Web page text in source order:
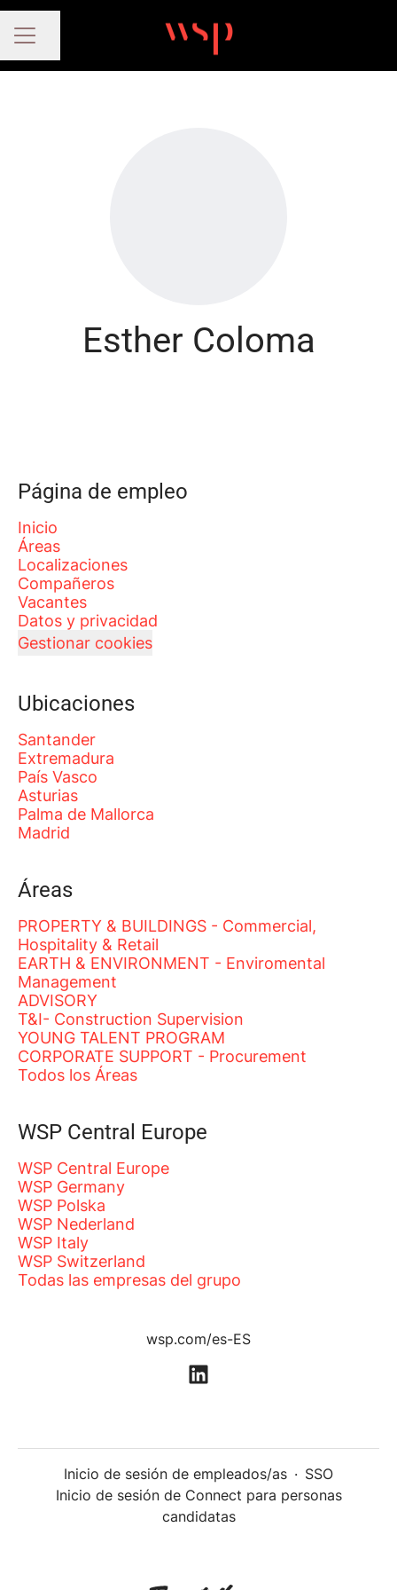
MENÚ DE EMPLEO
Compartir página
Esther Coloma
Página de empleo
Inicio
Áreas
Localizaciones
Compañeros
Vacantes
Datos y privacidad
Gestionar cookies
Ubicaciones
Santander
Extremadura
País Vasco
Asturias
Palma de Mallorca
Madrid
Áreas
PROPERTY & BUILDINGS - Commercial,
Hospitality & Retail
EARTH & ENVIRONMENT - Enviromental
Management
ADVISORY
T&I- Construction Supervision
YOUNG TALENT PROGRAM
CORPORATE SUPPORT - Procurement
Todos los Áreas
WSP Central Europe
WSP Central Europe
WSP Germany
WSP Polska
WSP Nederland
WSP Italy
WSP Switzerland
Todas las empresas del grupo
wsp.com/es-ES
Inicio de sesión de empleados/as · SSO
Inicio de sesión de Connect para personas
candidatas